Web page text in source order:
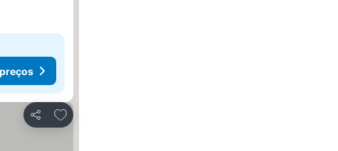
Partilhar
Adicionar aos favoritos